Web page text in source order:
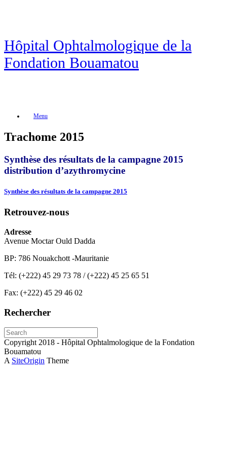
Hôpital Ophtalmologique de la
Fondation Bouamatou
Menu
Trachome 2015
Synthèse des résultats de la campagne 2015
distribution d’azythromycine
Synthèse des résultats de la campagne 2015
Retrouvez-nous
Adresse
Avenue Moctar Ould Dadda
BP: 786 Nouakchott -Mauritanie
Tél: (+222) 45 29 73 78 / (+222) 45 25 65 51
Fax: (+222) 45 29 46 02
Rechercher
Search
for:
Copyright 2018 - Hôpital Ophtalmologique de la Fondation
Bouamatou
A SiteOrigin Theme